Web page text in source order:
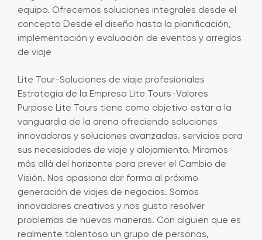
equipo. Ofrecemos soluciones integrales desde el
concepto Desde el diseño hasta la planificación,
implementación y evaluación de eventos y arreglos
de viaje
Lite Tour-Soluciones de viaje profesionales
Estrategia de la Empresa Lite Tours-Valores
Purpose Lite Tours tiene como objetivo estar a la
vanguardia de la arena ofreciendo soluciones
innovadoras y soluciones avanzadas. servicios para
sus necesidades de viaje y alojamiento. Miramos
más allá del horizonte para prever el Cambio de
Visión. Nos apasiona dar forma al próximo
generación de viajes de negocios. Somos
innovadores creativos y nos gusta resolver
problemas de nuevas maneras. Con alguien que es
realmente talentoso un grupo de personas,